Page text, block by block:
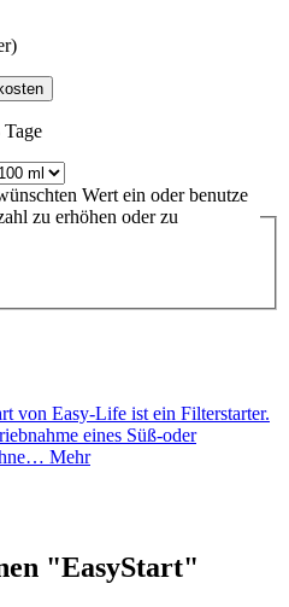
Wert ein oder benutze
zu erhöhen oder zu
von Easy-Life ist ein Filterstarter.
eines Süß-oder
Mehr
"EasyStart"